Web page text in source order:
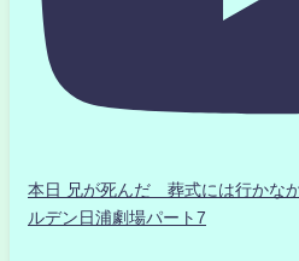
本日 兄が死んだ 葬式には行か
ルデン日浦劇場パート7